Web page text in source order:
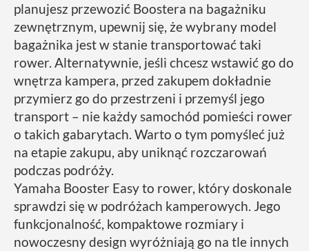
planujesz przewozić Boostera na bagażniku
zewnętrznym, upewnij się, że wybrany model
bagażnika jest w stanie transportować taki
rower. Alternatywnie, jeśli chcesz wstawić go do
wnętrza kampera, przed zakupem dokładnie
przymierz go do przestrzeni i przemyśl jego
transport – nie każdy samochód pomieści rower
o takich gabarytach. Warto o tym pomyśleć już
na etapie zakupu, aby uniknąć rozczarowań
podczas podróży.
Yamaha Booster Easy to rower, który doskonale
sprawdzi się w podróżach kamperowych. Jego
funkcjonalność, kompaktowe rozmiary i
nowoczesny design wyróżniają go na tle innych